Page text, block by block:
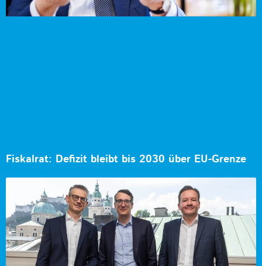
Fiskalrat: Defizit bleibt bis 2030 über EU-Grenze